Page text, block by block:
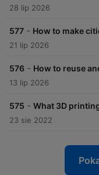
28 lip 2026
577 - How to make
21 lip 2026
576 - How to reuse
13 lip 2026
575 - What 3D
23 sie 2022